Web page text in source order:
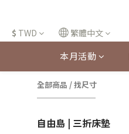
$ TWD 繁體中文
本月活動
全部商品 /找尺寸
自由島 | 三折床墊